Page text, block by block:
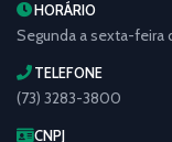
HORÁRIO
Segunda a sexta-feira
TELEFONE
(73) 3283-3800
CNPJ